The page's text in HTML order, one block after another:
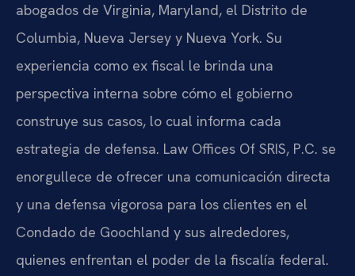
abogados de Virginia, Maryland, el Distrito de
Columbia, Nueva Jersey y Nueva York. Su
experiencia como ex fiscal le brinda una
perspectiva interna sobre cómo el gobierno
construye sus casos, lo cual informa cada
estrategia de defensa. Law Offices Of SRIS, P.C. se
enorgullece de ofrecer una comunicación directa
y una defensa vigorosa para los clientes en el
Condado de Goochland y sus alrededores,
quienes enfrentan el poder de la fiscalía federal.